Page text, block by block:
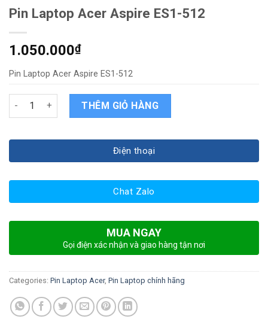
Pin Laptop Acer Aspire ES1-512
1.050.000₫
Pin Laptop Acer Aspire ES1-512
Pin Laptop Acer Aspire ES1-512 quantity
THÊM GIỎ HÀNG
Điện thoại
Chat Zalo
MUA NGAY
Gọi điện xác nhận và giao hàng tận nơi
Categories: Pin Laptop Acer, Pin Laptop chính hãng